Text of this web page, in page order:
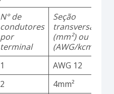
N° de
condutores
por
terminal
Seção
transversal
(mm²) ou
(AWG/kcmil)
1 AWG 12
2 4mm²